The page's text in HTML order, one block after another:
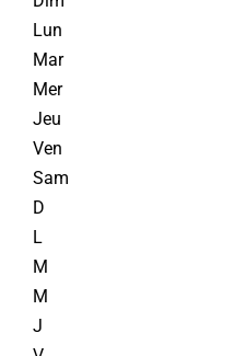
INFORMATIONS
NOUS JOINDRE
Lun
Mar
Mer
Jeu
Ven
Sam
D
L
M
M
J